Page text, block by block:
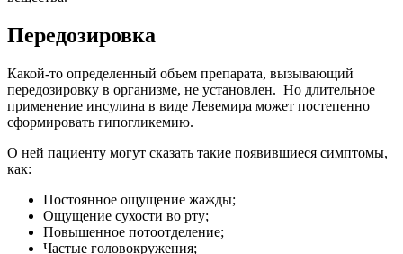
Передозировка
Какой-то определенный объем препарата, вызывающий
передозировку в организме, не установлен. Но длительное
применение инсулина в виде Левемира может постепенно
сформировать гипогликемию.
О ней пациенту могут сказать такие появившиеся симптомы,
как:
Постоянное ощущение жажды;
Ощущение сухости во рту;
Повышенное потоотделение;
Частые головокружения;